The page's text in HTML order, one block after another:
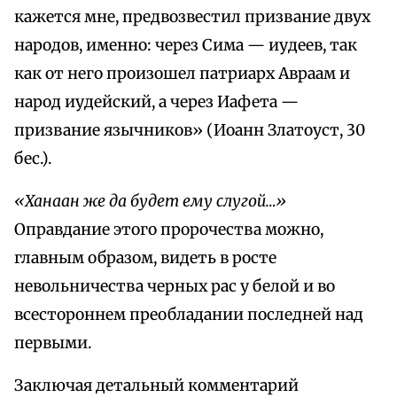
кажется мне, предвозвестил призвание двух
народов, именно: через Сима — иудеев, так
как от него произошел патриарх Авраам и
народ иудейский, а через Иафета —
призвание язычников» (Иоанн Златоуст, 30
бес.).
«Ханаан же да будет ему слугой…»
Оправдание этого пророчества можно,
главным образом, видеть в росте
невольничества черных рас у белой и во
всестороннем преобладании последней над
первыми.
Заключая детальный комментарий